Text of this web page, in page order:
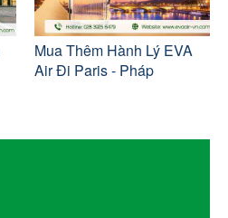
Mua Thêm Hành Lý EVA
Air Đi Paris - Pháp